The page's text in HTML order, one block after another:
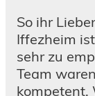
So ihr
Iffezheim
sehr zu
Team
kompetent.